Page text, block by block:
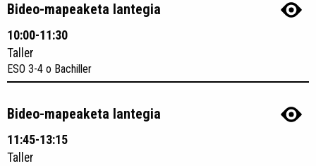
Bideo-mapeaketa lantegia
10:00-11:30
Taller
ESO 3-4 o Bachiller
Bideo-mapeaketa lantegia
11:45-13:15
Taller